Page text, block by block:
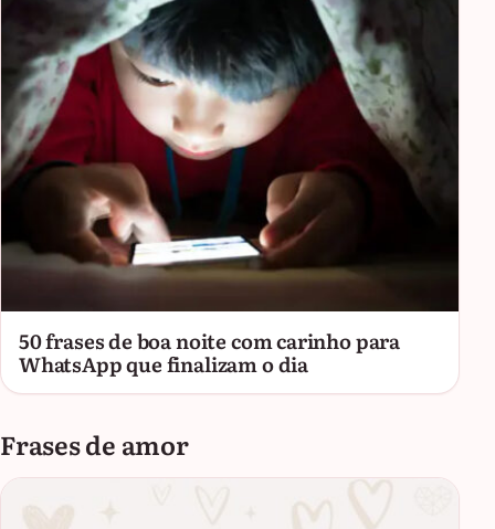
50 frases de boa noite com carinho para
WhatsApp que finalizam o dia
Frases de amor